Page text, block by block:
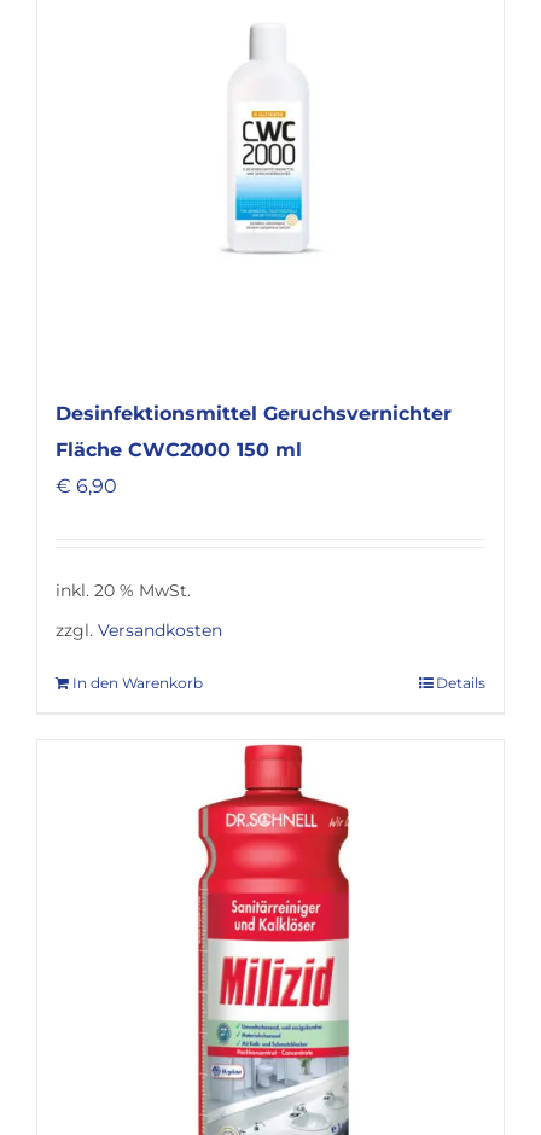
Desinfektionsmittel Geruchsvernichter
Fläche CWC2000 150 ml
€ 6,90
inkl. 20 % MwSt.
zzgl. Versandkosten
In den Warenkorb Details